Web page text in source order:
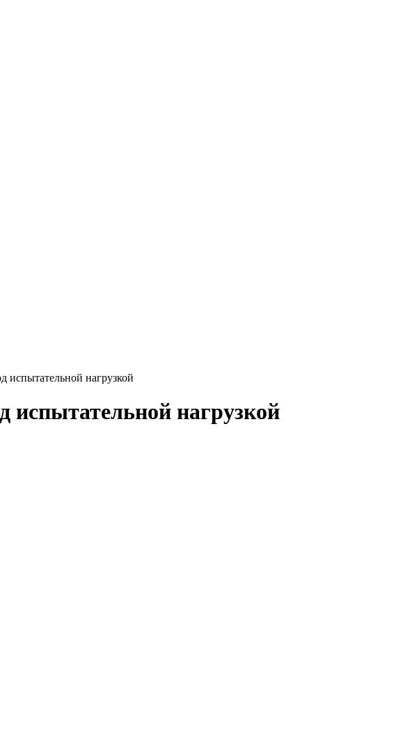
испытательной нагрузкой
испытательной нагрузкой